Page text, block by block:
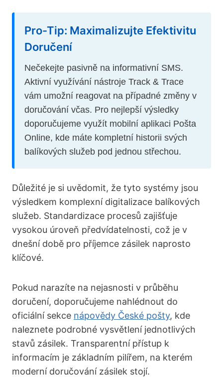
Pro-Tip: Maximalizujte Efektivitu
Doručení
Nečekejte pasivně na informativní SMS.
Aktivní využívání nástroje Track & Trace
vám umožní reagovat na případné změny v
doručování včas. Pro nejlepší výsledky
doporučujeme využít mobilní aplikaci Pošta
Online, kde máte kompletní historii svých
balíkových služeb pod jednou střechou.
Důležité je si uvědomit, že tyto systémy jsou
výsledkem komplexní digitalizace balíkových
služeb. Standardizace procesů zajišťuje
vysokou úroveň předvídatelnosti, což je v
dnešní době pro příjemce zásilek naprosto
klíčové.
Pokud narazíte na nejasnosti v průběhu
doručení, doporučujeme nahlédnout do
oficiální sekce nápovědy České pošty, kde
naleznete podrobné vysvětlení jednotlivých
stavů zásilek. Transparentní přístup k
informacím je základním pilířem, na kterém
moderní doručování zásilek stojí.